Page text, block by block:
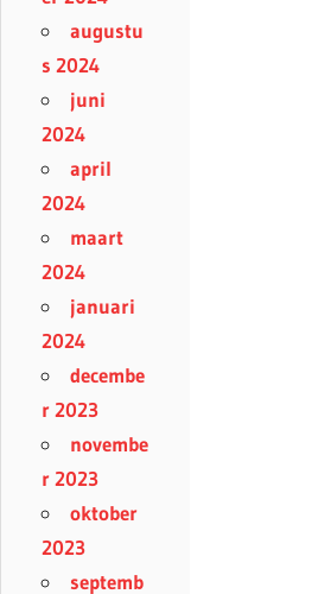
augustu
s 2024
juni
2024
april
2024
maart
2024
januari
2024
decembe
r 2023
novembe
r 2023
oktober
2023
septemb